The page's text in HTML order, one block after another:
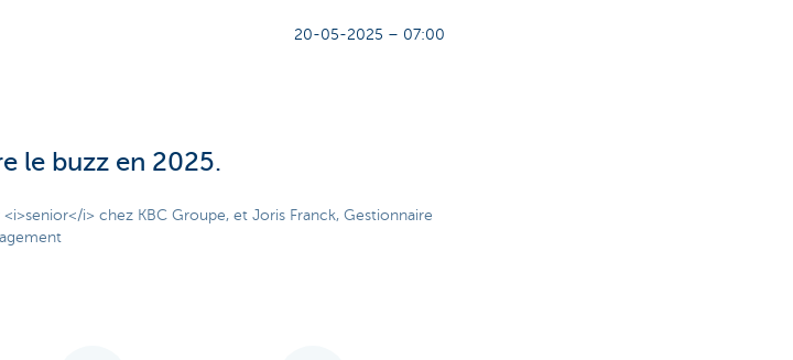
20-05-2025 – 07:00
le buzz en 2025.
i> chez KBC Groupe, et Joris Franck, Gestionnaire